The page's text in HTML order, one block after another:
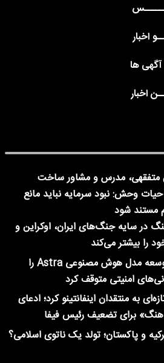
اخبار
آگهی ها
اخبار
متفقهی، مدرس و مشاور ساخت
وحش: نبود سرمایه نباید مانع
مستند شود
در سایه جنگ‌های ایران، اوکراین و
را بیشتر می‌کند
OpenAI توسعه مدل هوش مصنوعی Astra را
امنیتی متوقف کرد
به منتقدان اینفانتینو کرد؛ ادعای
برای تضعیف رئیس فیفا
و پاکستان؛ تولد یک ناتوی اسلامی؟